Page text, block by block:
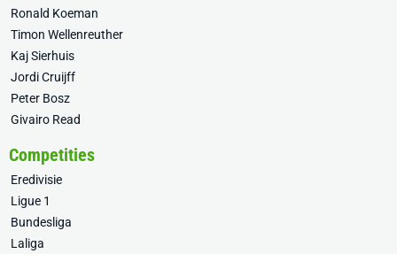
Ronald Koeman
Timon Wellenreuther
Kaj Sierhuis
Jordi Cruijff
Peter Bosz
Givairo Read
Competities
Eredivisie
Ligue 1
Bundesliga
Laliga